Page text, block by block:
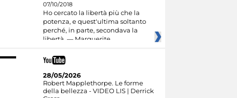
07/10/2018
Ho cercato la libertà più che la
potenza, e quest'ultima soltanto
perché, in parte, secondava la
libertà. — Marguerite
28/05/2026
Robert Mapplethorpe. Le forme
della bellezza - VIDEO LIS | Derrick